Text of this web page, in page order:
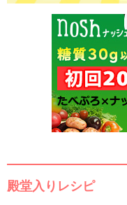
殿堂入りレシピ